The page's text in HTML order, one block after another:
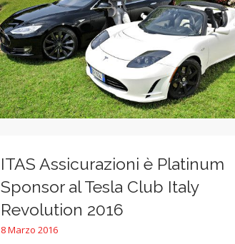
ITAS Assicurazioni è Platinum
Sponsor al Tesla Club Italy
Revolution 2016
8 Marzo 2016